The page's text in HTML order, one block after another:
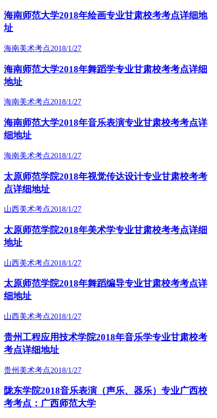
海南师范大学2018年绘画专业甘肃校考考点详细地
址
海南美术考点2018/1/27
海南师范大学2018年舞蹈学专业甘肃校考考点详细
地址
海南美术考点2018/1/27
海南师范大学2018年音乐表演专业甘肃校考考点详
细地址
海南美术考点2018/1/27
太原师范学院2018年视觉传达设计专业甘肃校考考
点详细地址
山西美术考点2018/1/27
太原师范学院2018年美术学专业甘肃校考考点详细
地址
山西美术考点2018/1/27
太原师范学院2018年舞蹈编导专业甘肃校考考点详
细地址
山西美术考点2018/1/27
贵州工程应用技术学院2018年音乐学专业甘肃校考
考点详细地址
贵州美术考点2018/1/27
陇东学院2018音乐表演（声乐、器乐）专业广西校
考考点：广西师范大学